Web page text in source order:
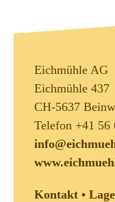
Eichmühle AG
Eichmühle 437
CH-5637
Telefon +41 56
Kontakt •